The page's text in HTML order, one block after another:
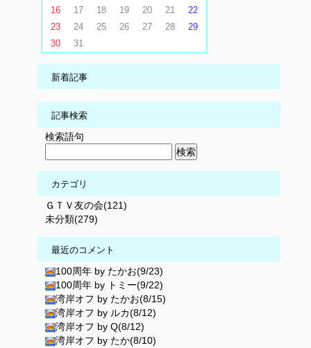
16
17 18 19 20 21
22
23
24 25 26 27 28
29
30
31
新着記事
記事検索
検索語句
カテゴリ
ＧＴＶ友の会(121)
未分類(279)
最近のコメント
100周年 by たかお(9/23)
100周年 by トミー(9/22)
湾岸オフ by たかお(8/15)
湾岸オフ by ルカ(8/12)
湾岸オフ by Q(8/12)
湾岸オフ by たか(8/10)